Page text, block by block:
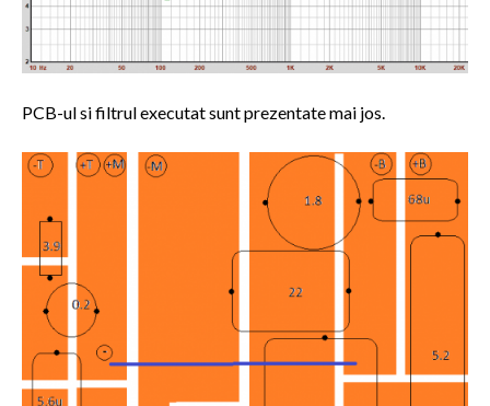
PCB-ul si filtrul executat sunt prezentate mai jos.